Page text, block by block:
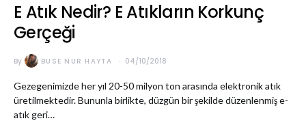
E Atık Nedir? E Atıkların Korkunç
Gerçeği
By BUSE NUR HAYTA 04/10/2018
Gezegenimizde her yıl 20-50 milyon ton arasında elektronik atık
üretilmektedir. Bununla birlikte, düzgün bir şekilde düzenlenmiş e-
atık geri…